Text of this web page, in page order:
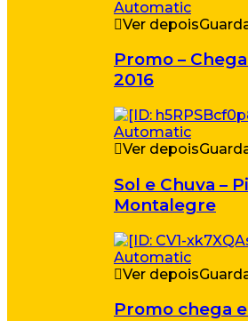
Ver depois
Promo –
2016
Ver depois
Sol e Chuva –
Montalegre
Ver depois
Promo chega